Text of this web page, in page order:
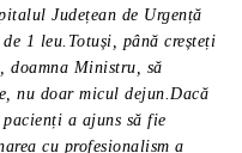
Județean de Urgență
1 leu.Totuși, până creșteți
doamna Ministru, să
nu doar micul dejun.Dacă
a ajuns să fie
cu profesionalism a